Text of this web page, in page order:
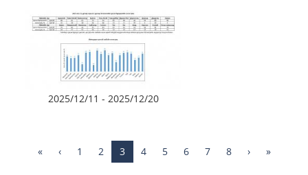
2025/12/11 - 2025/12/20
« ‹ 1 2 3 4 5 6 7 8 › »